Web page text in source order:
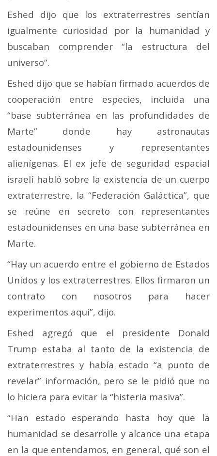
Eshed dijo que los extraterrestres sentían
igualmente curiosidad por la humanidad y
buscaban comprender “la estructura del
universo”.
Eshed dijo que se habían firmado acuerdos de
cooperación entre especies, incluida una
“base subterránea en las profundidades de
Marte” donde hay astronautas
estadounidenses y representantes
alienígenas. El ex jefe de seguridad espacial
israelí habló sobre la existencia de un cuerpo
extraterrestre, la “Federación Galáctica”, que
se reúne en secreto con representantes
estadounidenses en una base subterránea en
Marte.
“Hay un acuerdo entre el gobierno de Estados
Unidos y los extraterrestres. Ellos firmaron un
contrato con nosotros para hacer
experimentos aquí”, dijo.
Eshed agregó que el presidente Donald
Trump estaba al tanto de la existencia de
extraterrestres y había estado “a punto de
revelar” información, pero se le pidió que no
lo hiciera para evitar la “histeria masiva”.
“Han estado esperando hasta hoy que la
humanidad se desarrolle y alcance una etapa
en la que entendamos, en general, qué son el